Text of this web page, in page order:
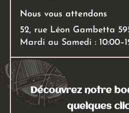
Nous vous attendons
52, rue Léon Gambetta
Mardi au Samedi :
Découvrez notre
quelques